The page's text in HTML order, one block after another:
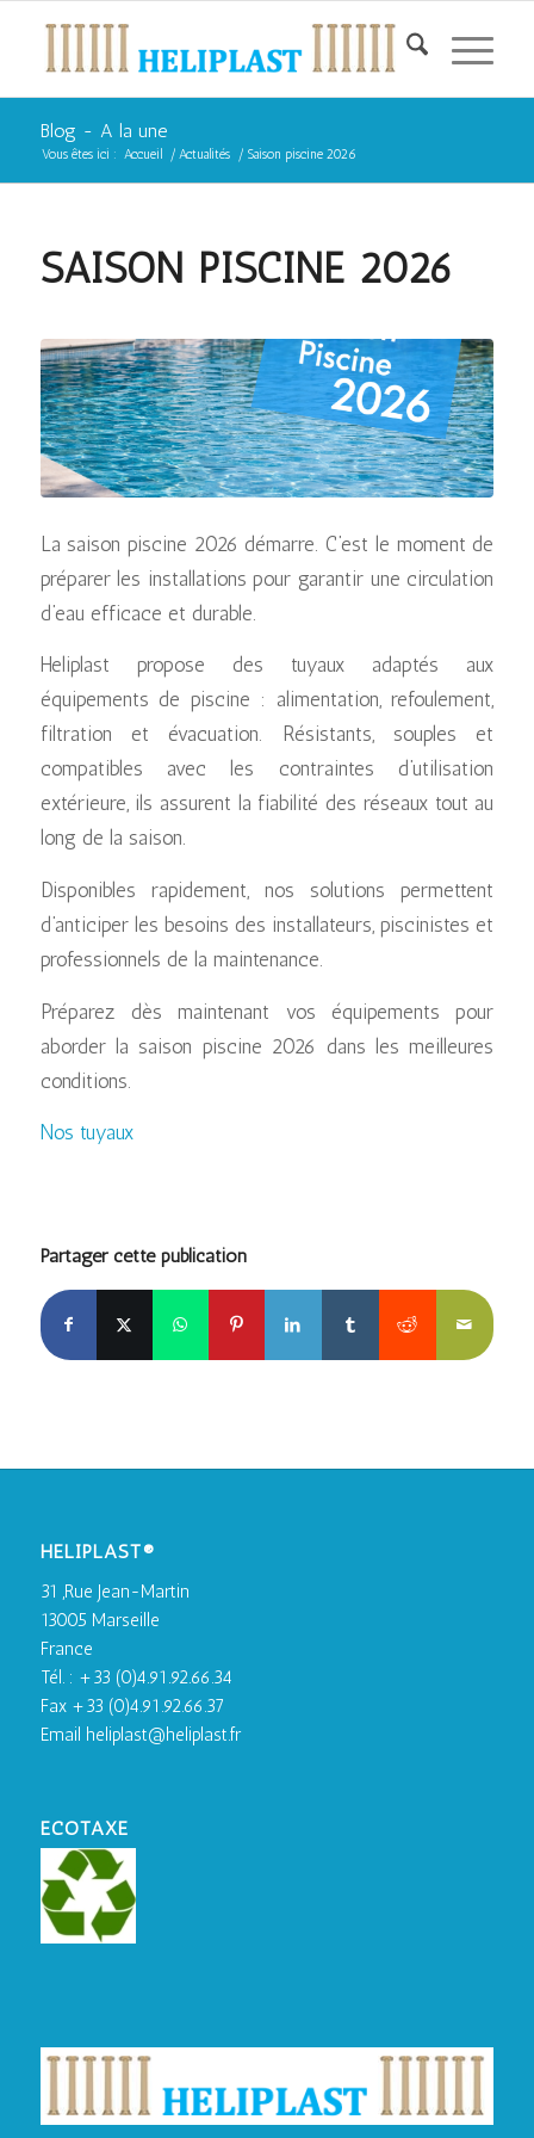
Blog - A la une
Vous êtes ici : Accueil / Actualités / Saison piscine 2026
SAISON PISCINE 2026
La saison piscine 2026 démarre. C’est le moment de
préparer les installations pour garantir une circulation
d’eau efficace et durable.
Heliplast propose des tuyaux adaptés aux
équipements de piscine : alimentation, refoulement,
filtration et évacuation. Résistants, souples et
compatibles avec les contraintes d’utilisation
extérieure, ils assurent la fiabilité des réseaux tout au
long de la saison.
Disponibles rapidement, nos solutions permettent
d’anticiper les besoins des installateurs, piscinistes et
professionnels de la maintenance.
Préparez dès maintenant vos équipements pour
aborder la saison piscine 2026 dans les meilleures
conditions.
Nos tuyaux
Partager cette publication
HELIPLAST®
31 ,Rue Jean-Martin
13005 Marseille
France
Tél. : +33 (0)4.91.92.66.34
Fax +33 (0)4.91.92.66.37
Email heliplast@heliplast.fr
ECOTAXE